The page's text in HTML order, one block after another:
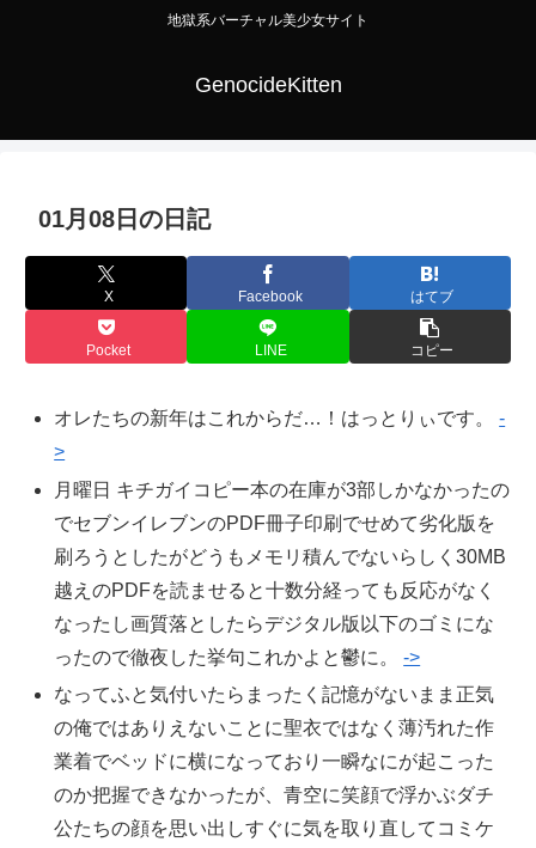
地獄系バーチャル美少女サイト
GenocideKitten
01月08日の日記
X Facebook はてブ
Pocket LINE コピー
オレたちの新年はこれからだ…！はっとりぃです。-
>
月曜日 キチガイコピー本の在庫が3部しかなかったの
でセブンイレブンのPDF冊子印刷でせめて劣化版を
刷ろうとしたがどうもメモリ積んでないらしく30MB
越えのPDFを読ませると十数分経っても反応がなく
なったし画質落としたらデジタル版以下のゴミにな
ったので徹夜した挙句これかよと鬱に。->
なってふと気付いたらまったく記憶がないまま正気
の俺ではありえないことに聖衣ではなく薄汚れた作
業着でベッドに横になっており一瞬なにが起こった
のか把握できなかったが、青空に笑顔で浮かぶダチ
公たちの顔を思い出しすぐに気を取り直してコミケ